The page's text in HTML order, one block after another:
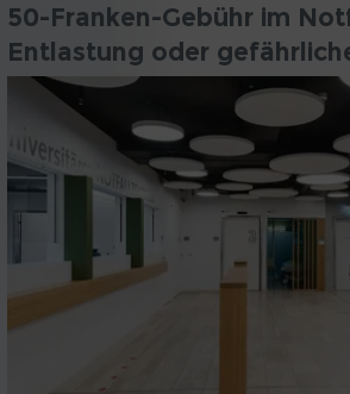
50-Franken-Gebühr im
Entlastung oder